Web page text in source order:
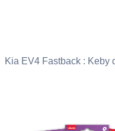
Kia EV4 Fastback : Keby